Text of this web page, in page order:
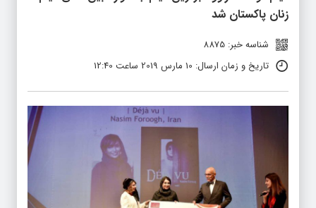
زنان پاکستان شد
شناسه خبر: 8875
تاریخ و زمان ارسال: 10 مارس 2019 ساعت 12:40